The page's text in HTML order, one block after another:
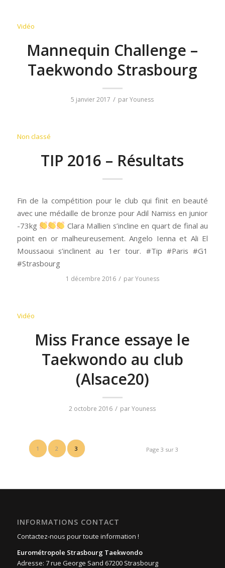
Vidéo
Mannequin Challenge –
Taekwondo Strasbourg
5 janvier 2017 / parYouness
Non classé
TIP 2016 – Résultats
Fin de la compétition pour le club qui finit en beauté
avec une médaille de bronze pour Adil Namiss en junior
-73kg
Clara Mallien s’incline en quart de final au
point en or malheureusement. Angelo Ienna et Ali El
Moussaoui s’inclinent au 1er tour. #Tip #Paris #G1
#Strasbourg
1 décembre 2016 / parYouness
Vidéo
Miss France essaye le
Taekwondo au club
(Alsace20)
2 octobre 2016 / parYouness
Page 3 sur 3
1 2 3
INFORMATIONS CONTACT
Contactez-nous pour toute information !
Eurométropole Strasbourg Taekwondo
Adresse: 7 rue George Sand 67200 Strasbourg